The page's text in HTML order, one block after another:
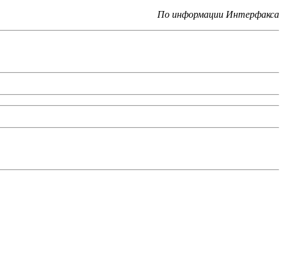
По информации Интерфакса